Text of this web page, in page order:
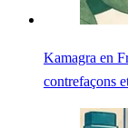
Kamagra en
contrefaçons